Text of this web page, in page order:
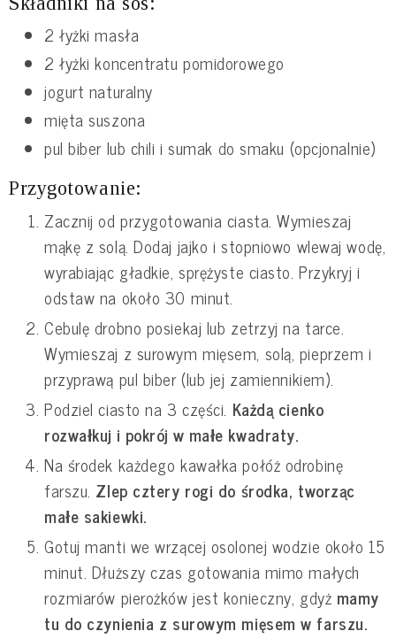
2 łyżki masła
2 łyżki koncentratu pomidorowego
jogurt naturalny
mięta suszona
pul biber lub chili i sumak do smaku (opcjonalnie)
Przygotowanie:
Zacznij od przygotowania ciasta. Wymieszaj
mąkę z solą. Dodaj jajko i stopniowo wlewaj wodę,
wyrabiając gładkie, sprężyste ciasto. Przykryj i
odstaw na około 30 minut.
Cebulę drobno posiekaj lub zetrzyj na tarce.
Wymieszaj z surowym mięsem, solą, pieprzem i
przyprawą pul biber (lub jej zamiennikiem).
Podziel ciasto na 3 części. Każdą cienko
rozwałkuj i pokrój w małe kwadraty.
Na środek każdego kawałka połóż odrobinę
farszu. Zlep cztery rogi do środka, tworząc
małe sakiewki.
Gotuj manti we wrzącej osolonej wodzie około 15
minut. Dłuższy czas gotowania mimo małych
rozmiarów pierożków jest konieczny, gdyż mamy
tu do czynienia z surowym mięsem w farszu.